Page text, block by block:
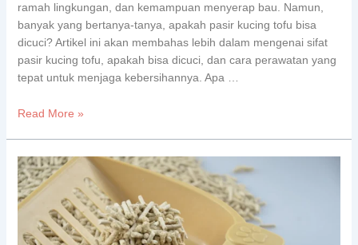
ramah lingkungan, dan kemampuan menyerap bau. Namun,
banyak yang bertanya-tanya, apakah pasir kucing tofu bisa
dicuci? Artikel ini akan membahas lebih dalam mengenai sifat
pasir kucing tofu, apakah bisa dicuci, dan cara perawatan yang
tepat untuk menjaga kebersihannya. Apa …
Read More »
Kelebihan
Cat
Tofu